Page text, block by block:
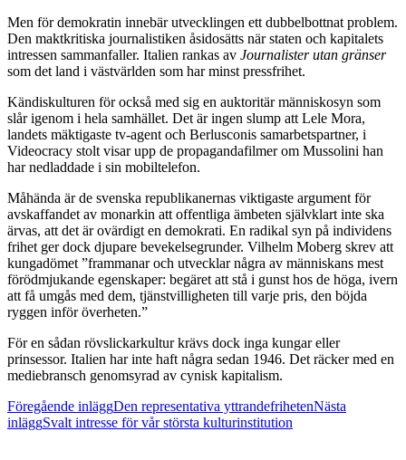
Men för demokratin innebär utvecklingen ett dubbelbottnat problem.
Den maktkritiska journalistiken åsidosätts när staten och kapitalets
intressen sammanfaller. Italien rankas av Journalister utan gränser
som det land i västvärlden som har minst pressfrihet.
Kändiskulturen för också med sig en auktoritär människosyn som
slår igenom i hela samhället. Det är ingen slump att Lele Mora,
landets mäktigaste tv-agent och Berlusconis samarbetspartner, i
Videocracy stolt visar upp de propagandafilmer om Mussolini han
har nedladdade i sin mobiltelefon.
Måhända är de svenska republikanernas viktigaste argument för
avskaffandet av monarkin att offentliga ämbeten självklart inte ska
ärvas, att det är ovärdigt en demokrati. En radikal syn på individens
frihet ger dock djupare bevekelsegrunder. Vilhelm Moberg skrev att
kungadömet ”frammanar och utvecklar några av människans mest
förödmjukande egenskaper: begäret att stå i gunst hos de höga, ivern
att få umgås med dem, tjänstvilligheten till varje pris, den böjda
ryggen inför överheten.”
För en sådan rövslickarkultur krävs dock inga kungar eller
prinsessor. Italien har inte haft några sedan 1946. Det räcker med en
mediebransch genomsyrad av cynisk kapitalism.
Inläggsnavigering
Föregående inläggDen representativa yttrandefrihetenNästa
inläggSvalt intresse för vår största kulturinstitution